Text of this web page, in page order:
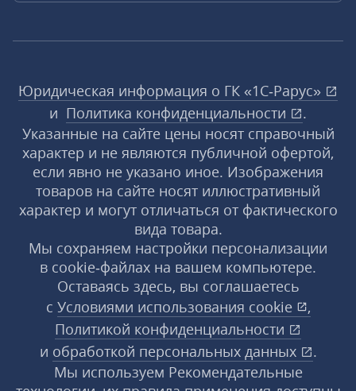
Юридическая информация о ГК «1С‑Рарус»
и Политика конфиденциальности
.
Указанные на сайте цены носят справочный
характер и не являются публичной офертой,
если явно не указано иное. Изображения
товаров на сайте носят иллюстративный
характер и могут отличаться от фактического
вида товара.
Мы сохраняем настройки персонализации
в cookie‑файлах на вашем компьютере.
Оставаясь здесь, вы соглашаетесь
с Условиями использования cookie
,
Политикой конфиденциальности
и обработкой персональных данных
.
Мы используем Рекомендательные